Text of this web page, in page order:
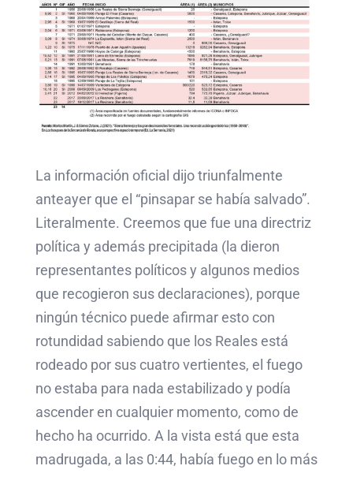
La información oficial dijo triunfalmente
anteayer que el “pinsapar se había salvado”.
Literalmente. Creemos que fue una directriz
política y además precipitada (la dieron
representantes políticos y algunos medios
que recogieron sus declaraciones), porque
ningún técnico puede afirmar esto con
rotundidad sabiendo que los Reales está
rodeado por sus cuatro vertientes, el fuego
no estaba para nada estabilizado y podía
ascender en cualquier momento, como de
hecho ha ocurrido. A la vista está que esta
madrugada, a las 0:44, había fuego en lo más